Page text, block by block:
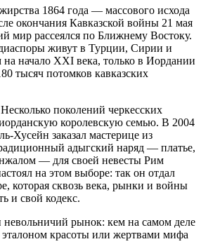
1864 года — массового исхода
окончания Кавказской войны 21 мая
мир рассеялся по Ближнему Востоку.
живут в Турции, Сирии и
начало XXI века, только в Иордании
тысяч потомков кавказских
поколений черкесских
королевскую семью. В 2004
Хусейн заказал мастерице из
адыгский наряд — платье,
— для своей невесты Рим
на этом выборе: так он отдал
которая сквозь века, рынки и войны
и свой кодекс.